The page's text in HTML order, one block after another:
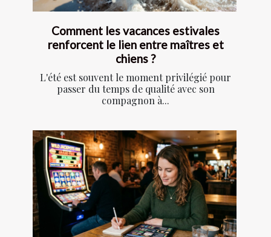
Comment les vacances estivales
renforcent le lien entre maîtres et
chiens ?
L'été est souvent le moment privilégié pour
passer du temps de qualité avec son
compagnon à...